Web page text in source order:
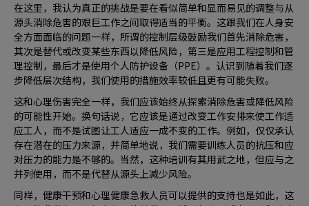
在这里，我认为真正的挑战是要在看似简单和显而易见的调整与从
源头消除危害的艰巨工作之间取得适当的平衡。这跟我们在人身安
全方面面临的问题一样，所谓的控制层级鼓励我们首先消除危害，
其次是替代或改变某些东西以降低风险，第三是应用工程控制和管
理控制，最后才是使用个人防护设备（PPE）。认识到随着我们逐
步降低层次结构，我们使用的措施效率较低且更有可能失败。
这和心理伤害完全一样，我们应该始终从探索消除危害或降低风险
的可能性开始。换句话说，它应该是通过改变工作安排来使工作适
应工人，而不是试图让工人适应一成不变的工作。例如，仅仅承认
存在潜在的压力来源，并简单地说，我们需要训练人员的抗压和应
对压力的能力是不够的。当然，这种培训有其用武之地，但应与之
并列使用，而不是代替从源头上减少风险。
同样，健康干预和心理健康急救人员可以提供的支持也是如此，这